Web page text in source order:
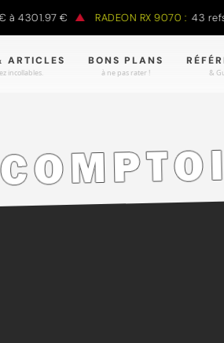
€ RADEON RX 9070 : 43 refs en
ARTICLES
incollables.
BONS PLANS
à ne pas rater ! &